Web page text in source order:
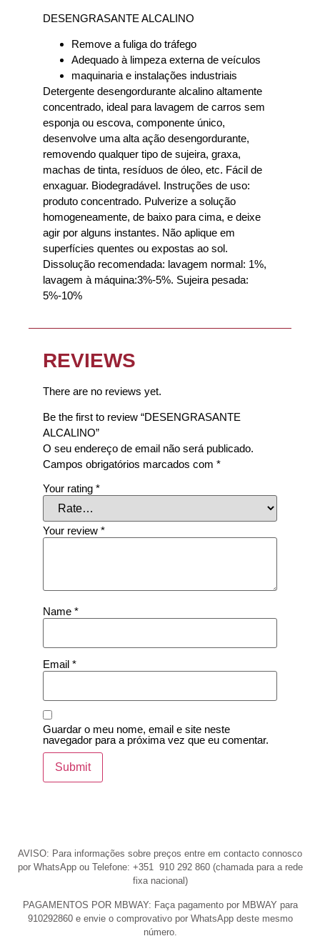
DESENGRASANTE ALCALINO
Remove a fuliga do tráfego
Adequado à limpeza externa de veículos
maquinaria e instalações industriais
Detergente desengordurante alcalino altamente
concentrado, ideal para lavagem de carros sem
esponja ou escova, componente único,
desenvolve uma alta ação desengordurante,
removendo qualquer tipo de sujeira, graxa,
machas de tinta, resíduos de óleo, etc. Fácil de
enxaguar. Biodegradável. Instruções de uso:
produto concentrado. Pulverize a solução
homogeneamente, de baixo para cima, e deixe
agir por alguns instantes. Não aplique em
superfícies quentes ou expostas ao sol.
Dissolução recomendada: lavagem normal: 1%,
lavagem à máquina:3%-5%. Sujeira pesada:
5%-10%
REVIEWS
There are no reviews yet.
Be the first to review “DESENGRASANTE
ALCALINO”
O seu endereço de email não será publicado.
Campos obrigatórios marcados com *
Your rating *
Your review *
Name *
Email *
Guardar o meu nome, email e site neste
navegador para a próxima vez que eu comentar.
AVISO: Para informações sobre preços entre em contacto connosco
por WhatsApp ou Telefone: +351 910 292 860 (chamada para a rede
fixa nacional)
PAGAMENTOS POR MBWAY: Faça pagamento por MBWAY para
910292860 e envie o comprovativo por WhatsApp deste mesmo
número.